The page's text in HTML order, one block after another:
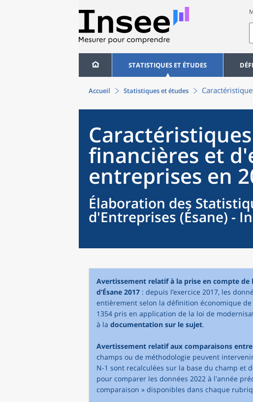
STATISTIQUES ET ÉTUDES
Accueil Statistiques et études
financières et
entreprises en
Élaboration des
d'Entreprises (Ésane) -
Avertissement relatif à la prise en compte
d’Ésane 2017 : depuis l’exercice 2017, les
entièrement selon la définition économique
1354 pris en application de la loi de
à la documentation sur le sujet.
Avertissement relatif aux comparaisons
champs ou de méthodologie peuvent
N-1 sont recalculées sur la base du champ et
pour comparer les données 2022 à l'année
comparaison » disponibles dans chaque